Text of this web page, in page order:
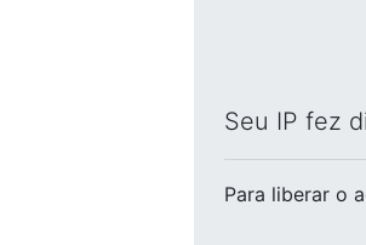
Seu IP fez
Para liberar o